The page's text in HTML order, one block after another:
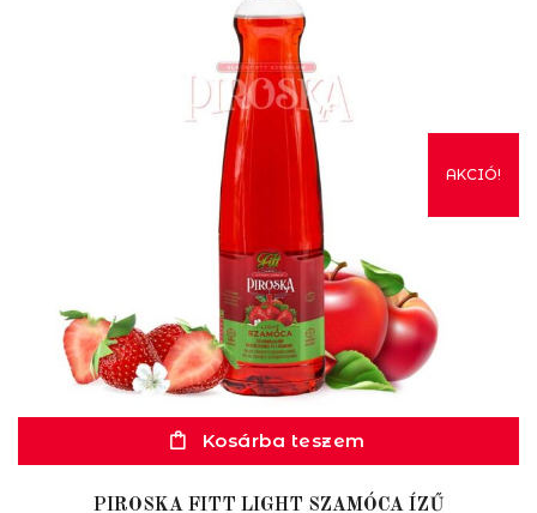
AKCIÓ!
Kosárba teszem
PIROSKA FITT LIGHT SZAMÓCA ÍZŰ